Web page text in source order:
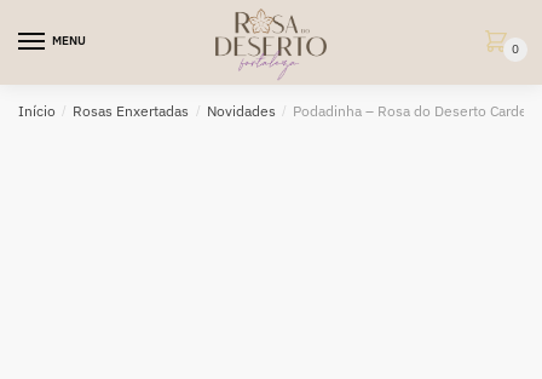
MENU
0
Início / Rosas Enxertadas / Novidades / Podadinha – Rosa do Deserto